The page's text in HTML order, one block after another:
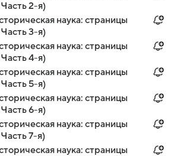
2-я)
наука: страницы
3-я)
наука: страницы
4-я)
наука: страницы
5-я)
наука: страницы
6-я)
наука: страницы
7-я)
наука: страницы